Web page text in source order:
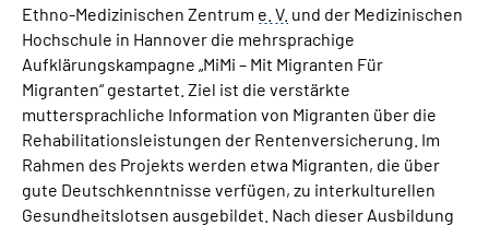
Ethno-Medizinischen Zentrum e. V. und der Medizinischen
Hochschule in Hannover die mehrsprachige
Aufklärungskampagne „MiMi – Mit Migranten Für
Migranten“ gestartet. Ziel ist die verstärkte
muttersprachliche Information von Migranten über die
Rehabilitationsleistungen der Rentenversicherung. Im
Rahmen des Projekts werden etwa Migranten, die über
gute Deutschkenntnisse verfügen, zu interkulturellen
Gesundheitslotsen ausgebildet. Nach dieser Ausbildung